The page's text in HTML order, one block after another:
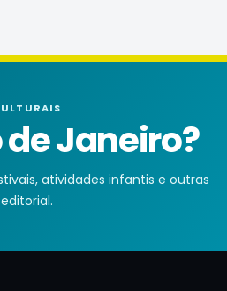
Janeiro?
atividades infantis e outras